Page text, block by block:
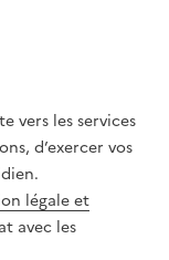
vers les services
d’exercer vos
légale et
avec les